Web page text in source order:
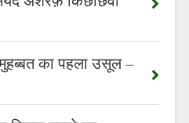
का पहला उसूल –